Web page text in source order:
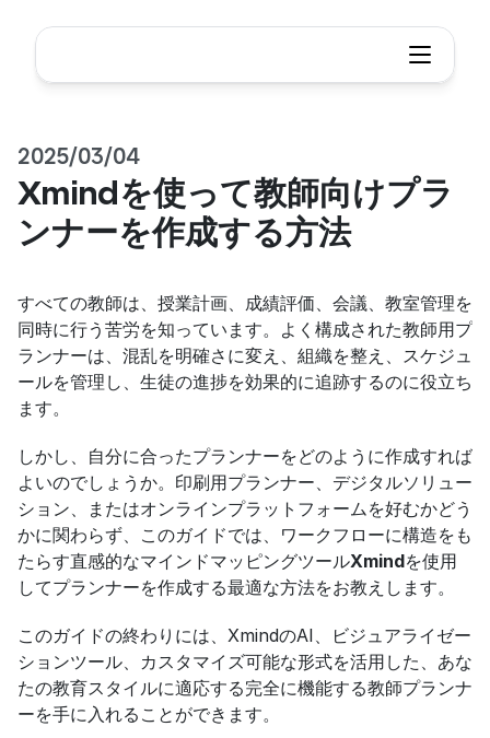
2025/03/04
Xmindを使って教師向けプラ
ンナーを作成する方法
すべての教師は、授業計画、成績評価、会議、教室管理を
同時に行う苦労を知っています。よく構成された教師用プ
ランナーは、混乱を明確さに変え、組織を整え、スケジュ
ールを管理し、生徒の進捗を効果的に追跡するのに役立ち
ます。
しかし、自分に合ったプランナーをどのように作成すれば
よいのでしょうか。印刷用プランナー、デジタルソリュー
ション、またはオンラインプラットフォームを好むかどう
かに関わらず、このガイドでは、ワークフローに構造をも
たらす直感的なマインドマッピングツールXmindを使用
してプランナーを作成する最適な方法をお教えします。
このガイドの終わりには、XmindのAI、ビジュアライゼー
ションツール、カスタマイズ可能な形式を活用した、あな
たの教育スタイルに適応する完全に機能する教師プランナ
ーを手に入れることができます。